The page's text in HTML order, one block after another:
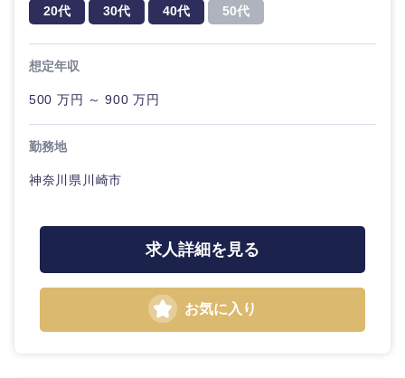
20代 30代 40代 50代
想定年収
500 万円 ～ 900 万円
勤務地
神奈川県川崎市
求人詳細を見る
お気に入り